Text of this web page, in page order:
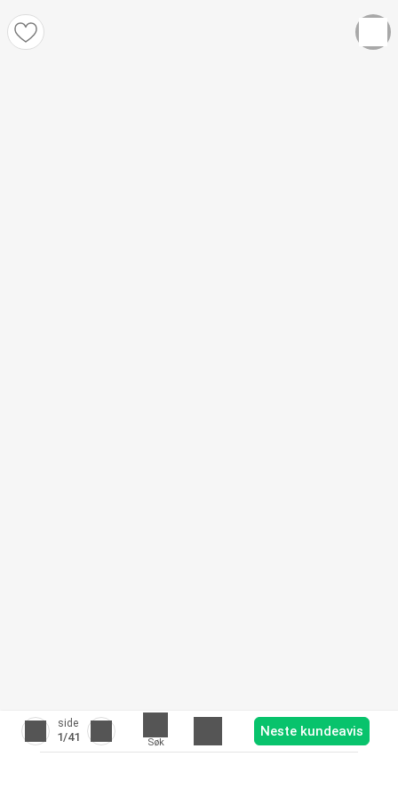
side
1/41 Søk
Neste kundeavis